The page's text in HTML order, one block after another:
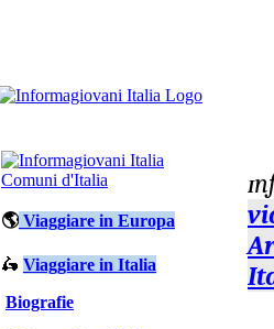
Comuni d'Italia
🌎 Viaggiare in Europa
🛵 Viaggiare in Italia
Biografie
I